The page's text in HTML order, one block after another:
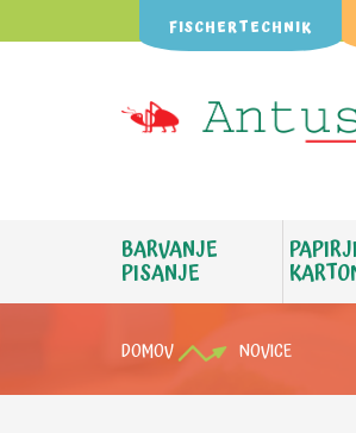
FISCHERTECHNIK
BARVANJE
PISANJE
PAPIRJI
DOMOV NOVICE